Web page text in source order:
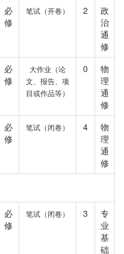
必
修
笔试（开卷） 2
政
治
通
修
必
修
大作业（论
文、报告、项
目或作品等）
0
物
理
通
修
必
修
笔试（闭卷） 4
物
理
通
修
必
修
笔试（闭卷） 3
专
业
基
础